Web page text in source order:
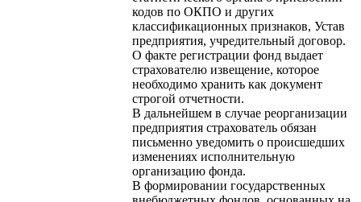
кодов по ОКПО и других
классификационных признаков, Устав
предприятия, учредительный договор.
О факте регистрации фонд выдает
страхователю извещение, которое
необходимо хранить как документ
строгой отчетности.
В дальнейшем в случае реорганизации
предприятия страхователь обязан
письменно уведомить о происшедших
изменениях исполнительную
организацию фонда.
В формировании государственных